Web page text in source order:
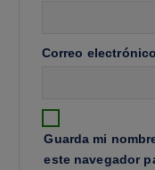
Correo
Guarda mi
este navegador